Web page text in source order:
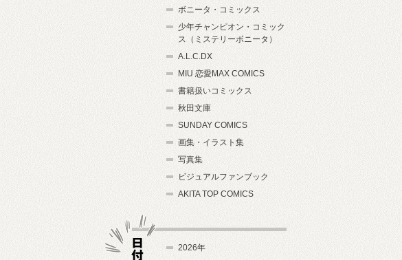
ボニータ・コミックス
少年チャンピオン・コミック
ス（ミステリーボニータ）
A.L.C.DX
MIU 恋愛MAX COMICS
書籍扱いコミックス
秋田文庫
SUNDAY COMICS
画集・イラスト集
写真集
ビジュアルファンブック
AKITA TOP COMICS
2026年